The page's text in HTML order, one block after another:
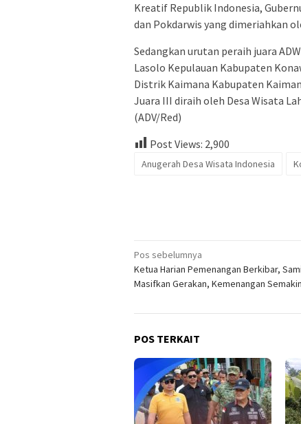
Kreatif Republik Indonesia,
dan Pokdarwis yang dimeriahkan
Sedangkan urutan peraih juara
Lasolo Kepulauan Kabupaten
Distrik Kaimana Kabupaten
Juara III diraih oleh Desa Wisata
(ADV/Red)
Post Views: 2,900
Anugerah Desa Wisata Indonesia
Navigasi
pos
Pos sebelumnya
Ketua Harian Pemenangan Berkibar,
Masifkan Gerakan, Kemenangan
POS TERKAIT